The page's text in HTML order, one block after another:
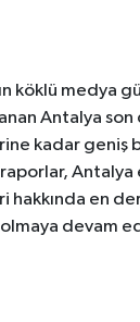
köklü medya
Antalya
kadar geniş
Antalya
hakkında en
devam